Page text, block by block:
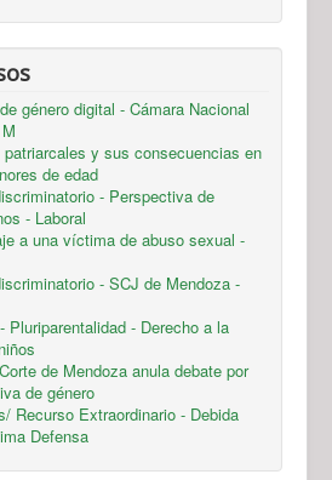
género digital - Cámara Nacional
y sus consecuencias en
de edad
- Perspectiva de
- Laboral
a una víctima de abuso sexual -
- SCJ de Mendoza -
Pluriparentalidad - Derecho a la
de Mendoza anula debate por
de género
Recurso Extraordinario - Debida
Defensa